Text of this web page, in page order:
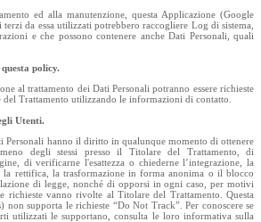
ed alla manutenzione, questa Applicazione (Google
da essa utilizzati potrebbero raccogliere Log di sistema,
e che possono contenere anche Dati Personali, quali
policy.
al trattamento dei Dati Personali potranno essere richieste
Trattamento utilizzando le informazioni di contatto.
Utenti.
Personali hanno il diritto in qualunque momento di ottenere
degli stessi presso il Titolare del Trattamento, di
di verificarne l'esattezza o chiederne l’integrazione, la
la rettifica, la trasformazione in forma anonima o il blocco
di legge, nonché di opporsi in ogni caso, per motivi
richieste vanno rivolte al Titolare del Trattamento. Questa
non supporta le richieste “Do Not Track”. Per conoscere se
utilizzati le supportano, consulta le loro informativa sulla